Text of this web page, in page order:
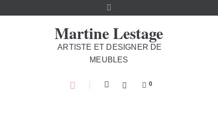
Martine Lestage
ARTISTE ET DESIGNER DE
MEUBLES
0